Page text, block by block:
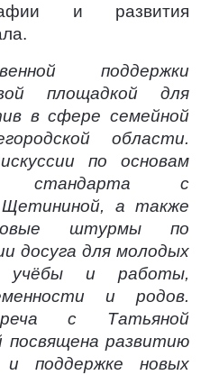
и развития
поддержки
площадкой для
в сфере семейной
области.
по основам
стандарта с
а также
штурмы по
досуга для молодых
учёбы и работы,
и родов.
с Татьяной
посвящена развитию
поддержке новых